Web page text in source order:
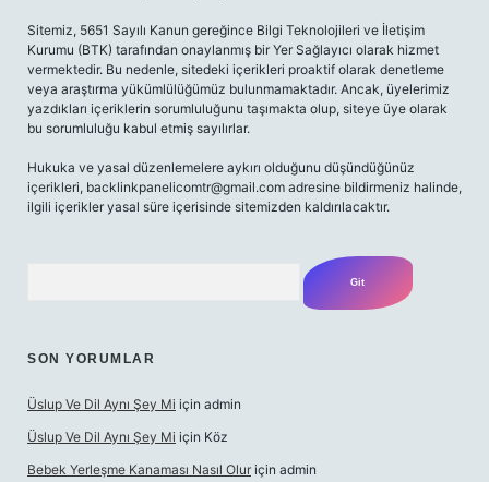
Sitemiz, 5651 Sayılı Kanun gereğince Bilgi Teknolojileri ve İletişim
Kurumu (BTK) tarafından onaylanmış bir Yer Sağlayıcı olarak hizmet
vermektedir. Bu nedenle, sitedeki içerikleri proaktif olarak denetleme
veya araştırma yükümlülüğümüz bulunmamaktadır. Ancak, üyelerimiz
yazdıkları içeriklerin sorumluluğunu taşımakta olup, siteye üye olarak
bu sorumluluğu kabul etmiş sayılırlar.
Hukuka ve yasal düzenlemelere aykırı olduğunu düşündüğünüz
içerikleri, backlinkpanelicomtr@gmail.com adresine bildirmeniz halinde,
ilgili içerikler yasal süre içerisinde sitemizden kaldırılacaktır.
SON YORUMLAR
Üslup Ve Dil Aynı Şey Mi için admin
Üslup Ve Dil Aynı Şey Mi için Köz
Bebek Yerleşme Kanaması Nasıl Olur için admin